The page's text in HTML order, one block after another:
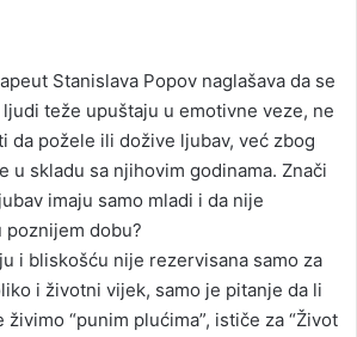
Stanislava Popov naglašava da se
teže upuštaju u emotivne veze, ne
da požele ili dožive ljubav, već zbog
u skladu sa njihovim godinama. Znači
imaju samo mladi i da nije
poznijem dobu?
i bliskošću nije rezervisana samo za
i životni vijek, samo je pitanje da li
“punim plućima”, ističe za “Život